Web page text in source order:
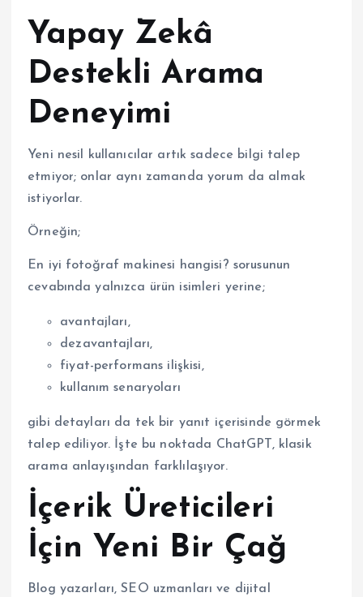
Yapay Zekâ
Destekli Arama
Deneyimi
Yeni nesil kullanıcılar artık sadece bilgi talep
etmiyor; onlar aynı zamanda yorum da almak
istiyorlar.
Örneğin;
En iyi fotoğraf makinesi hangisi? sorusunun
cevabında yalnızca ürün isimleri yerine;
avantajları,
dezavantajları,
fiyat-performans ilişkisi,
kullanım senaryoları
gibi detayları da tek bir yanıt içerisinde görmek
talep ediliyor. İşte bu noktada ChatGPT, klasik
arama anlayışından farklılaşıyor.
İçerik Üreticileri
İçin Yeni Bir Çağ
Blog yazarları, SEO uzmanları ve dijital